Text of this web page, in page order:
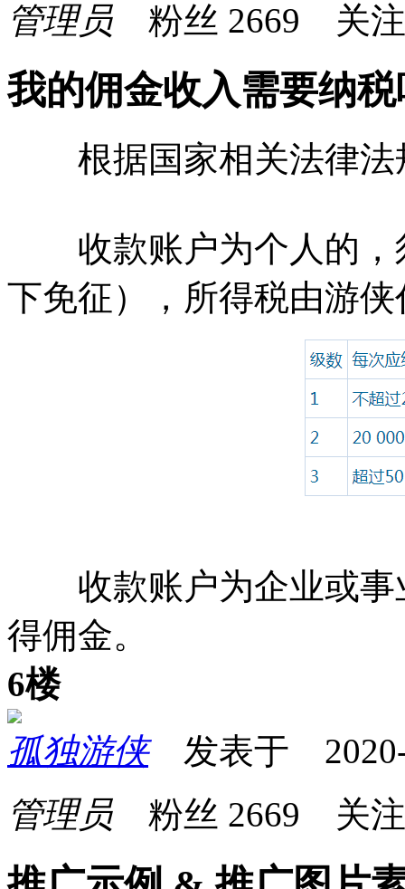
管理员 粉丝 2669 关
我的佣金收入需要纳
根据国家相关法律法
收款账户为个人的，
下免征），所得税由游
收款账户为企业或事
得佣金。
6楼
孤独游侠发表于 2020-
管理员 粉丝 2669 关